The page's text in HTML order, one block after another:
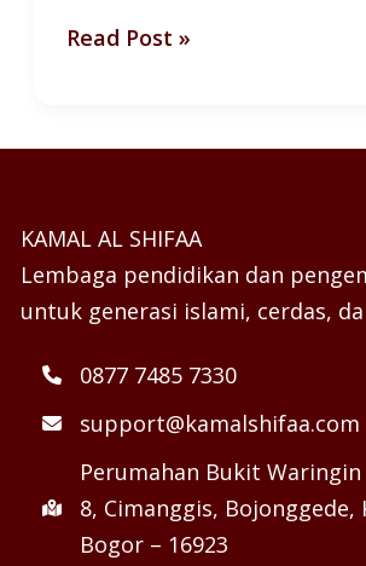
Read Post »
KAMAL AL SHIFAA
Lembaga pendidikan dan
untuk generasi islami, cerdas,
0877 7485 7330
support@kamalshifaa.com
Perumahan Bukit Waringin
8, Cimanggis, Bojonggede,
Bogor – 16923